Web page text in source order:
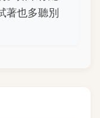
著也多聽別